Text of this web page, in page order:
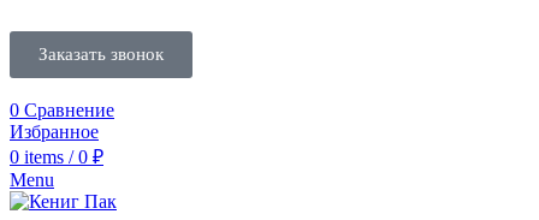
Заказать звонок
0 Сравнение
Избранное
0 items / 0 ₽
Menu